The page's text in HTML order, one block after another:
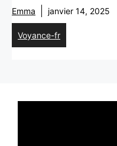
Emma janvier 14, 2025
Voyance-fr